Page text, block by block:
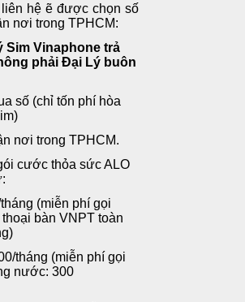
hệ ẽ được chọn số
nơi trong TPHCM:
Sim Vinaphone trả
phải Đại Lý buôn
số (chỉ tốn phí hòa
nơi trong TPHCM.
cước thỏa sức ALO
(miễn phí gọi
bàn VNPT toàn
tháng (miễn phí gọi
nước: 300